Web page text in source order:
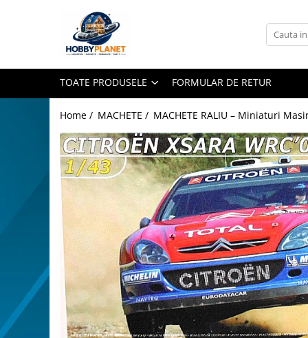
Toate Produsele
Accesorii miniaturale diverse
Baie si toaleta
Covoare miniaturale
Curatenie si Intretinere
Iluminat miniatural
Obiecte casnice miniaturale
Portelan deluxe cu aur 24K
Textile si lenjerii miniaturale
Vesela si servire miniaturi
Mobilier miniatural
Baie miniaturala
Bucatarie miniatura
Dormitor miniatural
TOATE PRODUSELE FORMULAR DE RETUR
Home / MACHETE / MACHETE RALIU – Miniaturi